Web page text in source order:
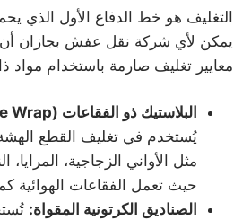
التغليف هو خط الدفاع الأول الذي
يمكن لأي شركة نقل عفش بجازان
معايير تغليف صارمة باستخدام مواد
البلاستيك ذو الفقاعات (Wrap):
يُستخدم في تغليف القطع الهشة
مثل الأواني الزجاجية،
حيث تعمل الفقاعات
الصناديق الكرتونية المقواة: